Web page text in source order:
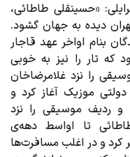
«حسینقلی طاطائی،
در سال ۱۲۸۲ش در تهران دیده به جهان گشود.
بنام اواخر عهد قاجار
که تار را نیز به خوبی
را نزد غلامرضاخان
موزیک آغاز کرد و
ردیف موسیقی را نزد
تا اواسط دهه‌ی
جهان سفر کرد و در اغلب مسافرت‌ها